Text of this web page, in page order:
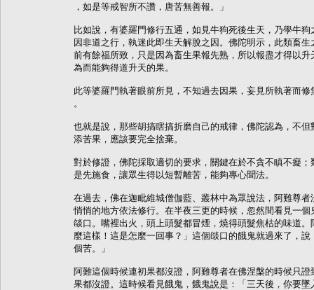
，如是等戒智所不讚，唐苦無善報。」
比如說，有婆羅門修行五通，如見牛狗死後生天，乃學牛
因非道之行，執迷此即生天解脫之因。佛陀明示，此類畜
前有餘福所致，只是因為畜生果報先熟，所以報盡才得以
為而能夠得道升天的果。
此等婆羅門執著眼前所見，不知過去因果，妄見所執著而
。
也就是說，那些胡搞瞎搞折磨自己的戒律，佛陀認為，不
添苦果，應該要完全捨棄。
對於修證，佛陀採取適切的要求，關鍵在於不貪不瞋不癡
是先施食，讓眾生得以短暫離苦，能夠專心聞法。
在過去，佛在迦毗維城僧伽藍、叢林中為眾說法，阿難尊
悄悄的地方依法修行。在半夜三更的時候，忽然間看見一
燄口。嘴裡出火，頭上頭髮都冒煙，燒得頭髮焦枯的味道
麼這樣！這是怎麼一回事？」這個燄口的餓鬼就過來了，
個苦。」
阿難這個時候連初果都沒證，阿難尊者在佛涅槃的時候只
果都沒證。這時候看見餓鬼，餓鬼說是：「三天後，你要